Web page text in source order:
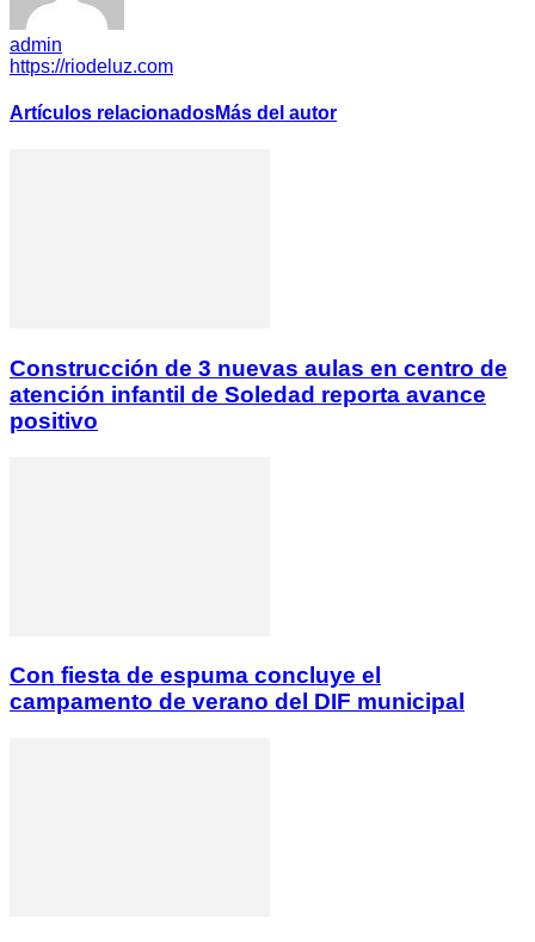
admin
https://riodeluz.com
Artículos relacionadosMás del autor
Construcción de 3 nuevas aulas en centro de
atención infantil de Soledad reporta avance
positivo
Con fiesta de espuma concluye el
campamento de verano del DIF municipal